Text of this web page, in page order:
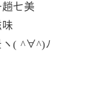
七美
ヽ( ^∀^)ﾉ